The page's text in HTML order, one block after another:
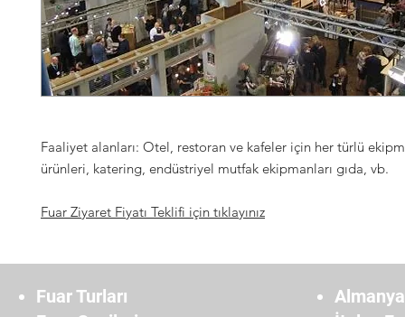
Faaliyet alanları: Otel, restoran ve kafeler için her türlü
ürünleri, katering, endüstriyel mutfak ekipmanları gıda, vb.
Fuar Ziyaret Fiyatı Teklifi için tıklayınız
Fuar Turları